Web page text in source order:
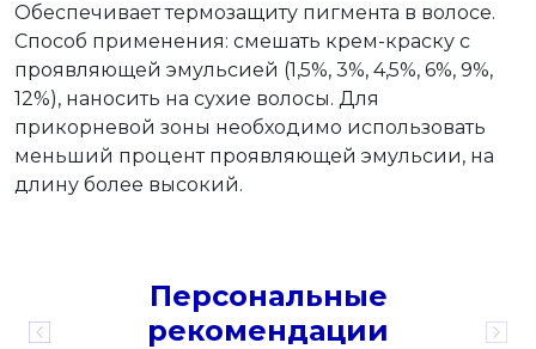
Обеспечивает термозащиту пигмента в волосе.
Способ применения: смешать крем-краску с
проявляющей эмульсией (1,5%, 3%, 4,5%, 6%, 9%,
12%), наносить на сухие волосы. Для
прикорневой зоны необходимо использовать
меньший процент проявляющей эмульсии, на
длину более высокий.
Персональные
рекомендации